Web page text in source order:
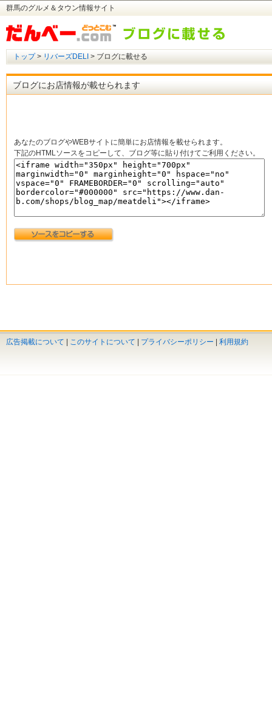
群馬のグルメ＆タウン情報サイト
トップ> リバーズDELI > ブログに載せる
ブログにお店情報が載せられます
あなたのブログやWEBサイトに簡単にお店情報を載せられます。
下記のHTMLソースをコピーして、ブログ等に貼り付けてご利用ください。
広告掲載について このサイトについて プライバシーポリシー 利用規約